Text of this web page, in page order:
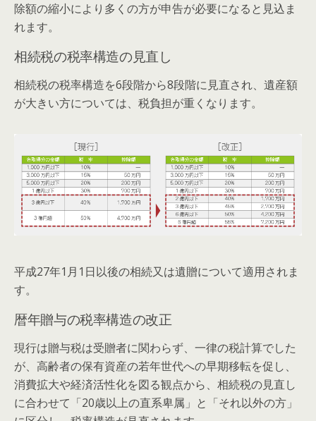
除額の縮小により多くの方が申告が必要になると見込ま
れます。
相続税の税率構造の見直し
相続税の税率構造を6段階から8段階に見直され、遺産額
が大きい方については、税負担が重くなります。
平成27年1月1日以後の相続又は遺贈について適用されま
す。
暦年贈与の税率構造の改正
現行は贈与税は受贈者に関わらず、一律の税計算でした
が、高齢者の保有資産の若年世代への早期移転を促し、
消費拡大や経済活性化を図る観点から、相続税の見直し
に合わせて「20歳以上の直系卑属」と「それ以外の方」